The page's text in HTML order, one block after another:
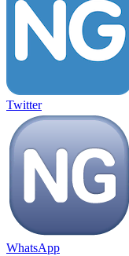
Twitter
WhatsApp